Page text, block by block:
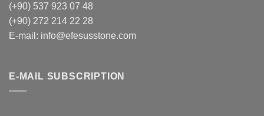
(+90) 537 923 07 48
(+90) 272 214 22 28
E-mail: info@efesusstone.com
E-MAIL SUBSCRIPTION